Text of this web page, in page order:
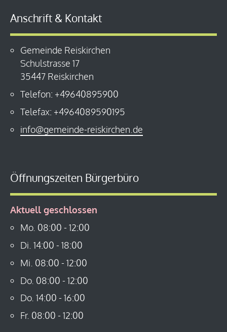
Anschrift & Kontakt
Gemeinde Reiskirchen
Schulstrasse 17
35447 Reiskirchen
Telefon: +49640895900
Telefax: +4964089590195
info@gemeinde-reiskirchen.de
Öffnungszeiten Bürgerbüro
Aktuell geschlossen
Mo. 08:00 - 12:00
Di. 14:00 - 18:00
Mi. 08:00 - 12:00
Do. 08:00 - 12:00
Do. 14:00 - 16:00
Fr. 08:00 - 12:00